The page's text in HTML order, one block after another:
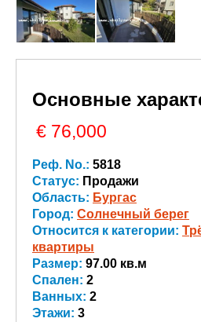
Основные
€ 76,000
Реф. No.: 5818
Статус: Продажи
Область: Бургас
Город: Солнечный берег
Относится к категории:
квартиры
Размер: 97.00 кв.м
Спален: 2
Ванных: 2
Этажи: 3